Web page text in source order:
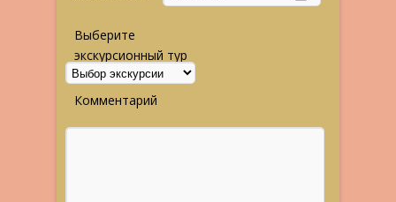
Выберите
экскурсионный тур
Комментарий